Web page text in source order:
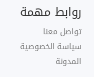
روابط مهمة
تواصل معنا
سياسة الخصوصية
المدونة